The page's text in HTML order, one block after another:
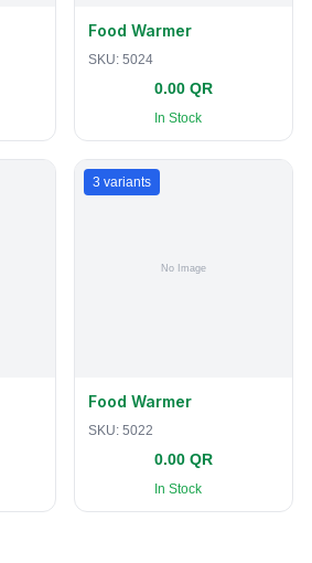
Food Warmer
SKU: 5024
0.00 QR
In Stock
3 variants
Food Warmer
SKU: 5022
0.00 QR
In Stock